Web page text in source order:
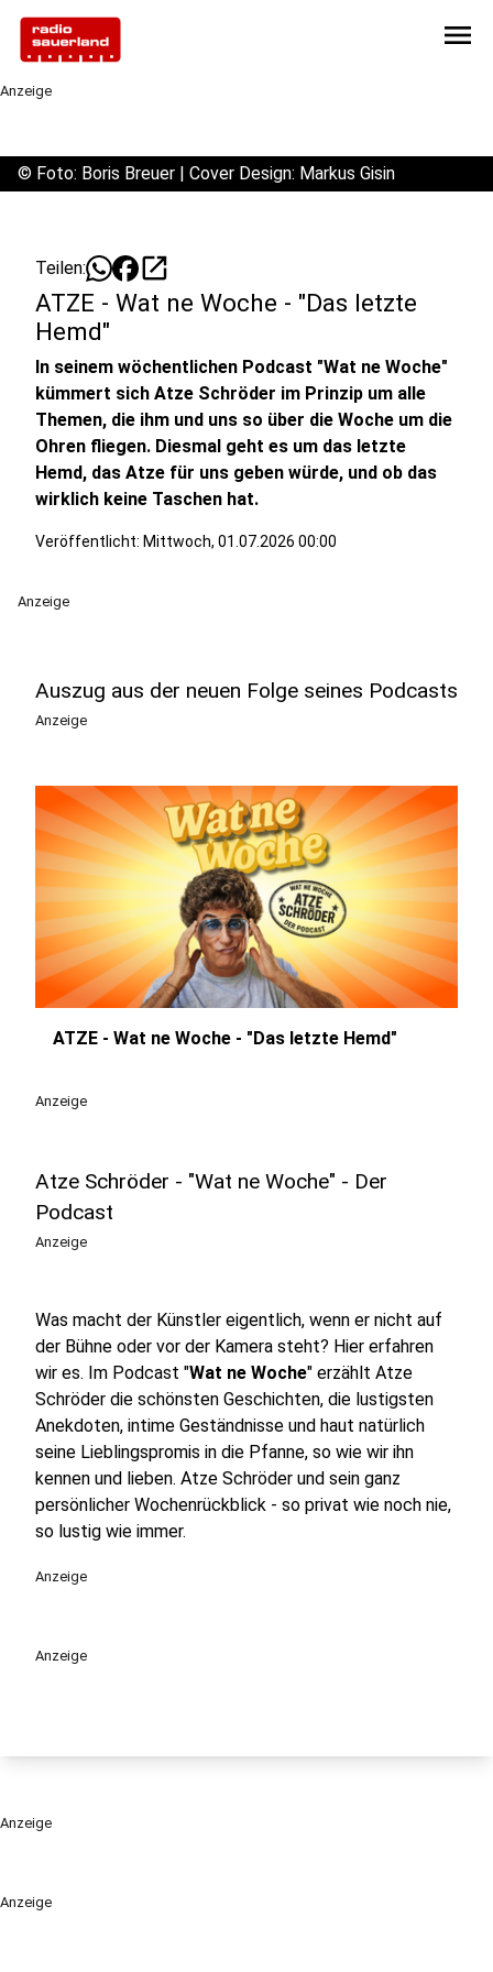
menu
Anzeige
Anzeige
© Foto: Boris Breuer | Cover Design: Markus Gisin
Teilen: open_in_new
ATZE - Wat ne Woche - "Das letzte
Hemd"
In seinem wöchentlichen Podcast "Wat ne Woche"
kümmert sich Atze Schröder im Prinzip um alle
Themen, die ihm und uns so über die Woche um die
Ohren fliegen. Diesmal geht es um das letzte
Hemd, das Atze für uns geben würde, und ob das
wirklich keine Taschen hat.
Veröffentlicht: Mittwoch, 01.07.2026 00:00
Anzeige
Auszug aus der neuen Folge seines Podcasts
Anzeige
ATZE - Wat ne Woche - "Das letzte Hemd"
Anzeige
Atze Schröder - "Wat ne Woche" - Der
Podcast
Anzeige
Was macht der Künstler eigentlich, wenn er nicht auf
der Bühne oder vor der Kamera steht? Hier erfahren
wir es. Im Podcast "Wat ne Woche" erzählt Atze
Schröder die schönsten Geschichten, die lustigsten
Anekdoten, intime Geständnisse und haut natürlich
seine Lieblingspromis in die Pfanne, so wie wir ihn
kennen und lieben. Atze Schröder und sein ganz
persönlicher Wochenrückblick - so privat wie noch nie,
so lustig wie immer.
Anzeige
Anzeige
Anzeige